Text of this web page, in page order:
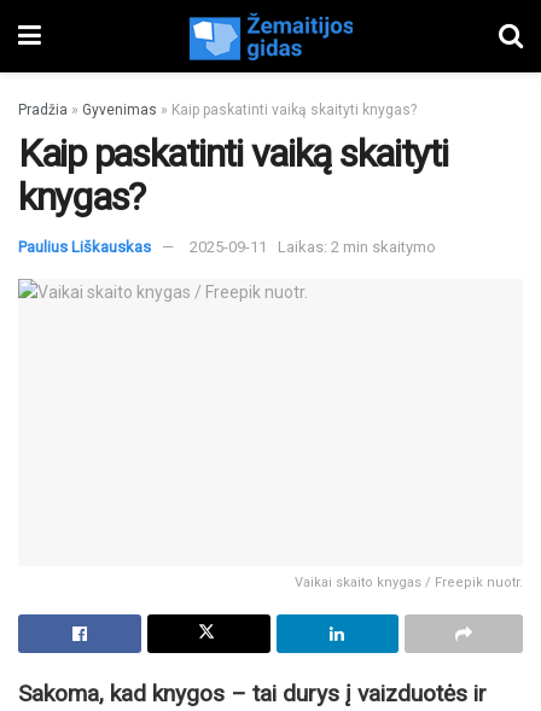
Pradžia » Gyvenimas » Kaip paskatinti vaiką skaityti knygas?
Kaip paskatinti vaiką skaityti
knygas?
Paulius Liškauskas 2025-09-11 Laikas: 2 min skaitymo
Vaikai skaito knygas / Freepik nuotr.
Sakoma, kad knygos – tai durys į vaizduotės ir